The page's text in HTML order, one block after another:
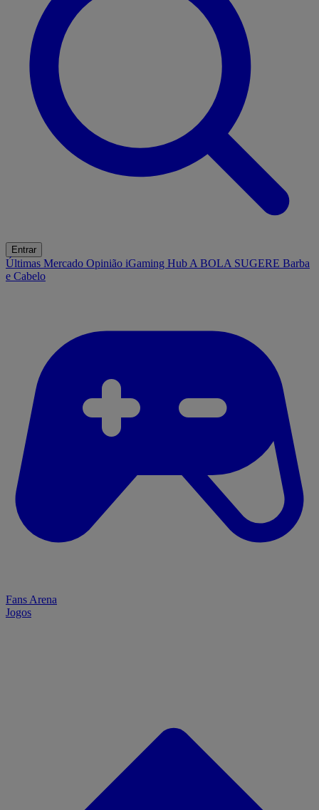
Entrar
Últimas Mercado Opinião iGaming Hub A BOLA SUGERE Barba
e Cabelo
Fans Arena
Jogos